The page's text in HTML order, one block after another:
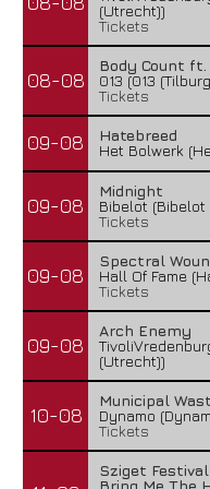
(Utrecht))
Tickets
08-08
Body Count ft.
013 (013
Tickets
09-08
Hatebreed
Het Bolwerk
09-08
Midnight
Bibelot (Bibelot
Tickets
09-08
Spectral
Hall Of Fame
Tickets
09-08
Arch Enemy
(Utrecht))
10-08
Municipal
Dynamo
Tickets
Sziget
Bring Me The